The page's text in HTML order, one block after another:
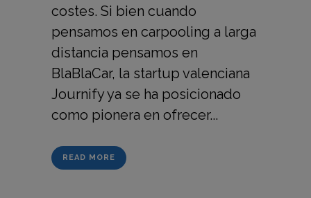
costes. Si bien cuando
pensamos en carpooling a larga
distancia pensamos en
BlaBlaCar, la startup valenciana
Journify ya se ha posicionado
como pionera en ofrecer...
READ MORE